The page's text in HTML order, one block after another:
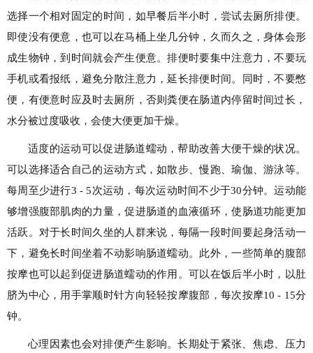
选择一个相对固定的时间，如早餐后半小时，尝试去厕所排便。
即使没有便意，也可以在马桶上坐几分钟，久而久之，身体会形
成生物钟，到时间就会产生便意。排便时要集中注意力，不要玩
手机或看报纸，避免分散注意力，延长排便时间。同时，不要憋
便，有便意时应及时去厕所，否则粪便在肠道内停留时间过长，
水分被过度吸收，会使大便更加干燥。
适度的运动可以促进肠道蠕动，帮助改善大便干燥的状况。
可以选择适合自己的运动方式，如散步、慢跑、瑜伽、游泳等。
每周至少进行3 - 5次运动，每次运动时间不少于30分钟。运动能
够增强腹部肌肉的力量，促进肠道的血液循环，使肠道功能更加
活跃。对于长时间久坐的人群来说，每隔一段时间要起身活动一
下，避免长时间坐着不动影响肠道蠕动。此外，一些简单的腹部
按摩也可以起到促进肠道蠕动的作用。可以在饭后半小时，以肚
脐为中心，用手掌顺时针方向轻轻按摩腹部，每次按摩10 - 15分
钟。
心理因素也会对排便产生影响。长期处于紧张、焦虑、压力